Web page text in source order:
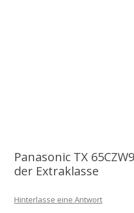
Panasonic TX
der Extraklasse
Hinterlasse eine Antwort